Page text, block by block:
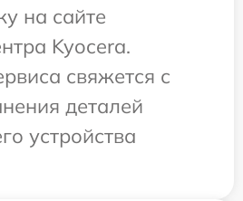
на сайте
Kyocera.
свяжется с
деталей
устройства